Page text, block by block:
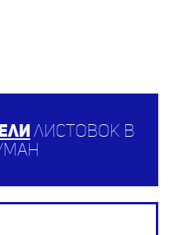
листовок в